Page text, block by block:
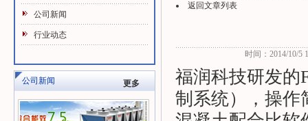
公司新闻
行业动态
公司新闻 更多
返回文章列表
时间：2014/10/5
福润科技研发的
制系统），操作